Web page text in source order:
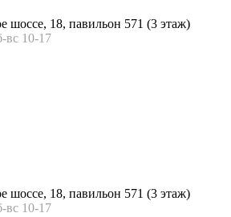
шоссе, 18, павильон 571 (3 этаж)
вс 10-17
шоссе, 18, павильон 571 (3 этаж)
вс 10-17